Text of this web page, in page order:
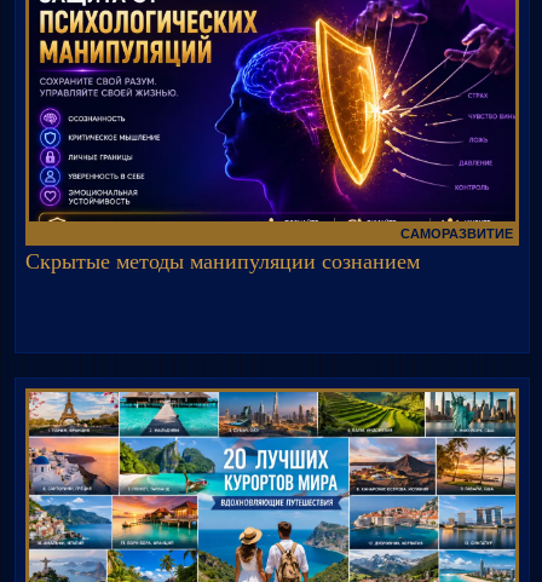
САМОРАЗВИТИЕ
Скрытые методы манипуляции сознанием